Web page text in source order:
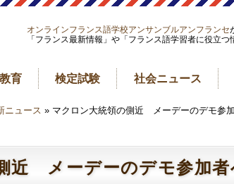
オンラインフランス語学校アンサンブルアンフランセ
「フランス最新情報」や「フランス語学習者に役立つ
育 検定試験 社会ニュース
ニュース » マクロン大統領の側近 メーデーのデモ参
近 メーデーのデモ参加